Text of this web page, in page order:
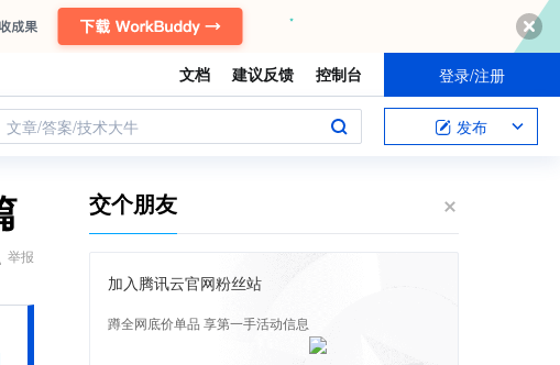
文档 建议反馈 控制台 登录/注册
文章/答案/技术大牛 发布
举报
交个朋友
加入腾讯云官网粉丝站
蹲全网底价单品 享第一手活动信息